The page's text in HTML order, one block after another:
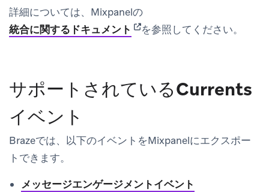
詳細については、Mixpanelの
統合に関するドキュメント (opens in new tab)
を参照してください。
サポートされているCurrents
イベント
Brazeでは、以下のイベントをMixpanelにエクスポー
トできます。
メッセージエンゲージメントイベント